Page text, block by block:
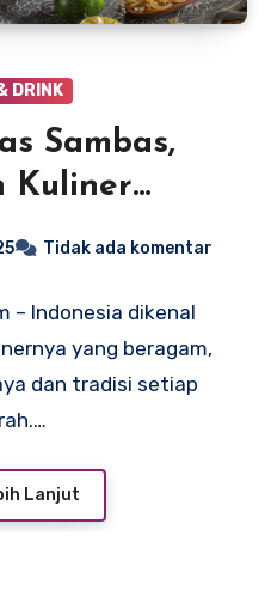
DRINK
Sambas,
Kuliner
yang
Tidak ada komentar
– Indonesia dikenal
yang beragam,
dan tradisi setiap
Lanjut